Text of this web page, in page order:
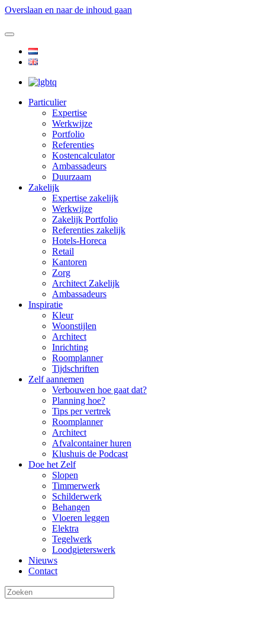
Overslaan en naar de inhoud gaan
Particulier
Expertise
Werkwijze
Portfolio
Referenties
Kostencalculator
Ambassadeurs
Duurzaam
Zakelijk
Expertise zakelijk
Werkwijze
Zakelijk Portfolio
Referenties zakelijk
Hotels-Horeca
Retail
Kantoren
Zorg
Architect Zakelijk
Ambassadeurs
Inspiratie
Kleur
Woonstijlen
Architect
Inrichting
Roomplanner
Tijdschriften
Zelf aannemen
Verbouwen hoe gaat dat?
Planning hoe?
Tips per vertrek
Roomplanner
Architect
Afvalcontainer huren
Klushuis de Podcast
Doe het Zelf
Slopen
Timmerwerk
Schilderwerk
Behangen
Vloeren leggen
Elektra
Tegelwerk
Loodgieterswerk
Nieuws
Contact